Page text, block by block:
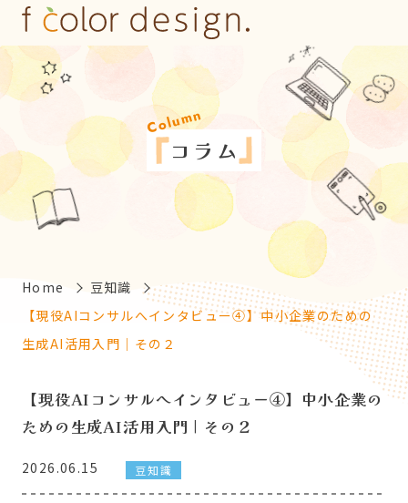
コ ラ ム
Column
Home
豆知識
【現役AIコンサルへインタビュー④】中小企業のための
生成AI活用入門｜その２
【現役AIコンサルへインタビュー④】中小企業の
ための生成AI活用入門｜その２
2026.06.15 豆知識